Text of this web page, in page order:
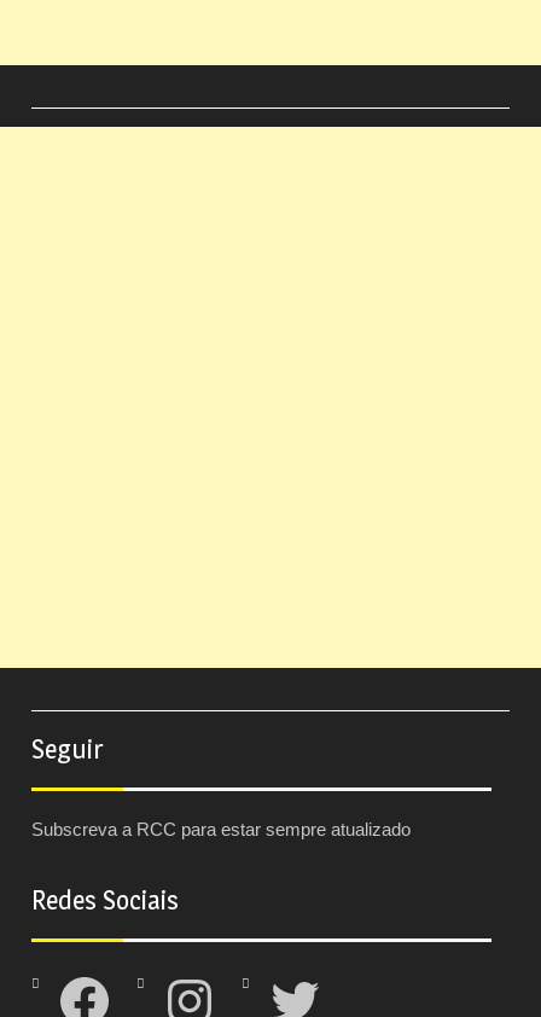
Seguir
Subscreva a RCC para estar sempre atualizado
Redes Sociais
Facebook Instagram Twitter